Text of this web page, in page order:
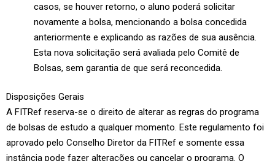
casos, se houver retorno, o aluno poderá solicitar
novamente a bolsa, mencionando a bolsa concedida
anteriormente e explicando as razões de sua ausência.
Esta nova solicitação será avaliada pelo Comitê de
Bolsas, sem garantia de que será reconcedida.
Disposições Gerais
A FITRef reserva-se o direito de alterar as regras do programa
de bolsas de estudo a qualquer momento. Este regulamento foi
aprovado pelo Conselho Diretor da FITRef e somente essa
instância pode fazer alterações ou cancelar o programa. O